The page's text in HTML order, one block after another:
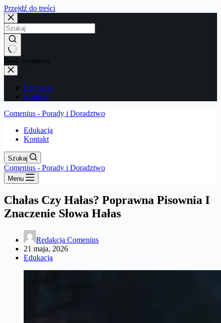
Przejdź do treści
Brak wyników
Edukacja
Kontakt
Comenius - Porady i Doradztwo
Edukacja
Kontakt
Szukaj
Comenius - Porady i Doradztwo
Menu
Chałas Czy Hałas? Poprawna Pisownia I
Znaczenie Słowa Hałas
Redakcja Comenius
21 maja, 2026
Edukacja